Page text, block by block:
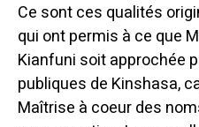
Ce sont ces qualités
qui ont permis à ce que
Kianfuni soit approchée
publiques de Kinshasa,
Maîtrise à coeur des